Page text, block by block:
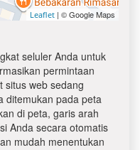
Leaflet | © Google Maps
seluler Anda untuk
permintaan
situs web sedang
ditemukan pada peta
di peta, garis arah
Anda secara otomatis
mudah menentukan